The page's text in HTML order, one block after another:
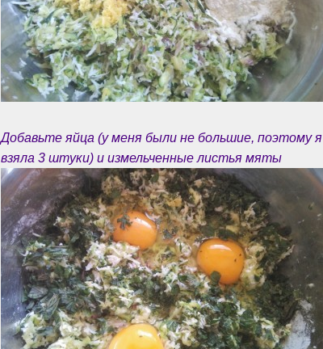
Добавьте яйца (у меня были не большие, поэтому я
взяла 3 штуки) и измельченные листья мяты